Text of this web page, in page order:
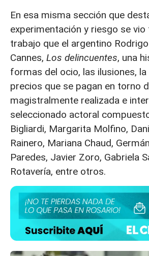
En esa misma sección que
experimentación y riesgo se vio
trabajo que el argentino
Cannes, Los delincuentes, una
formas del ocio, las ilusiones,
precios que se pagan en torno
magistralmente realizada e
seleccionado actoral
Bigliardi, Margarita Molfino,
Rainero, Mariana Chaud,
Paredes, Javier Zoro, Gabriela
Rotavería, entre otros.